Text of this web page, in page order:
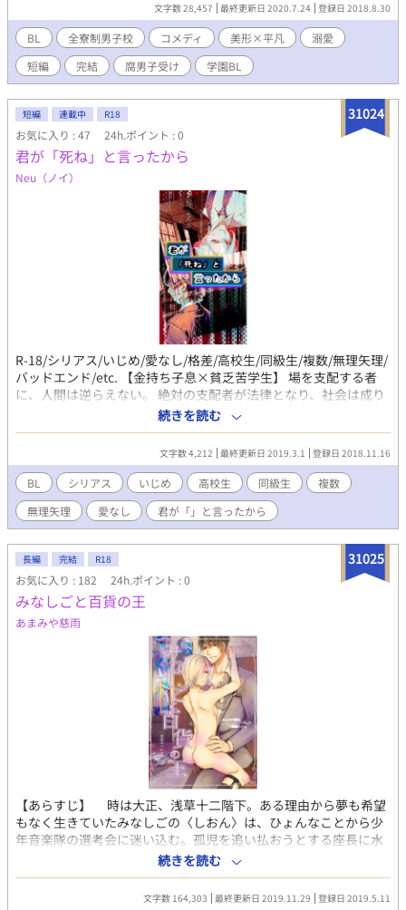
文字数 28,457 最終更新日 2020.7.24 登録日 2018.8.30
BL 全寮制男子校 コメディ 美形×平凡
溺愛
短編
完結 腐男子受け 学園BL
31024
短編 連載中 R18
お気に入り : 47 24h.ポイント : 0
君が「死ね」と言ったから
Neu（ノイ）
R-18/シリアス/いじめ/愛なし/格差/高校生/同級生/複数/無理矢理/
バッドエンド/etc. 【金持ち子息×貧乏苦学生】 場を支配する者
に、人間は逆らえない。 絶対の支配者が法律となり、社会は成り
立っていく。 法治国家などとは名ばかりである。 社会は暴力を罰
せず、弱者を見て見ぬフリをする。 底辺に堕ちた人間は最下層を
這いずり回り、ただ支配者に抑圧されて過ごすのだ。 父親からの
暴力に耐え兼ね、母が家を出てから三年。曲路 尚貴（スジカイ ナ
オタカ）は無職の父が受給する生活保護費と自らのバイト代で苦
しい生活を送っていた。高校三年に進級し、クラスメイトとなっ
た神条院 敬聖（カンジョウイン ケイセイ）に目を着けられ、いじ
めの対象となってしまう。 精神的、肉体的ないじめを何となく受
け過ごす日々を数ヶ月送った頃に、性的ないじめが始まった。は
じめは敬聖の相手のみだったが、徐々に多人数の相手をさせられ
るようになっていく。それでも人生に何の期待も抱いていない尚
貴は唯々諾々と虐げられることに何の抵抗も示さずにいた。 言わ
れるがままに誰にでも抱かれる尚貴に対し、自分で命じたのにも
関わらず何故か不愉快を感じ、敬聖はある日、尚貴に向かい「死
ね」と口走ってしまう。 次の瞬間、３階の教室から飛び降りた尚
貴の身体は地面に倒れ込んでいた――。 自主性が薄く、唯々諾々
と支配されてしまう少年、尚貴。 格式高い金持ちの家に生まれ、
人間は支配するものだと幼い頃より帝王学を教え込まれた少年、
敬聖。 陰湿ないじめと支配。愛のない性行為。複数人による性暴
力。 それでも逆らうことなく享受する尚貴を苦しめたくて、敬聖
は絶対に言ってはいけない一言を放ってしまう。 不器用な俺様傲
慢×自主性の薄い苦学生 シリーズ第一部。予定では三部構成で
す。 現在、連載作品が多いのでこれ以上は連載を増やせません。
幾つか連載作品を完結させてから書く予定です。書きたい欲がど
うにもならない時には少しづつ更新されるかもしれませんが基本
は連載作品を優先させて頂きます。申し訳御座いません。 ＊不定
期更新。 性的描写があります故、高校生含む18歳未満の方は、自
己責任に於いて判断をお願い致します。 当方では、如何なる不利
益を被られましても責任が取れませんので、予めご理解下さいま
続きを読む
文字数 4,212 最終更新日 2019.3.1 登録日 2018.11.16
BL シリアス いじめ 高校生 同級生
複数
無理矢理
愛なし 君が「」と言ったから
31025
長編 完結 R18
お気に入り : 182 24h.ポイント : 0
みなしごと百貨の王
あまみや慈雨
【あらすじ】 時は大正、浅草十二階下。ある理由から夢も希望
もなく生きていたみなしごの〈しおん〉は、ひょんなことから少
年音楽隊の選考会に迷い込む。孤児を追い払おうとする座長に水
をかけられ、みすぼらしい濡れ鼠になったはずのしおんのこと
を、まっすぐに見つめる者がひとりだけいた。 「歌わないの
か？」 その男、若き百貨店王龍郷（りゅうごう）との出会い
続きを読む
文字数 164,303 最終更新日 2019.11.29 登録日 2019.5.11